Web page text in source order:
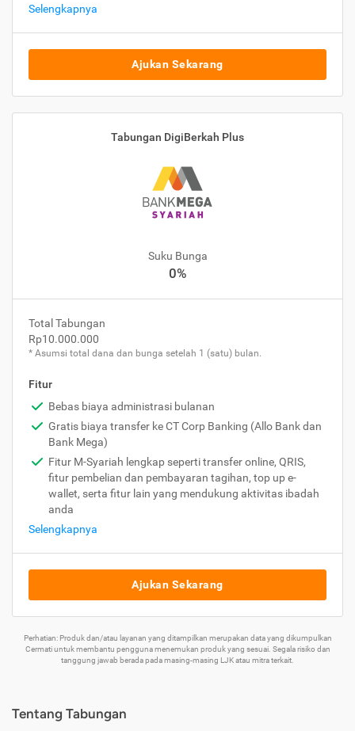
Selengkapnya
Ajukan Sekarang
Tabungan DigiBerkah Plus
Suku Bunga
0%
Total Tabungan
Rp10.000.000
* Asumsi total dana dan bunga setelah 1 (satu) bulan.
Fitur
Bebas biaya administrasi bulanan
Gratis biaya transfer ke CT Corp Banking (Allo Bank dan
Bank Mega)
Fitur M-Syariah lengkap seperti transfer online, QRIS,
fitur pembelian dan pembayaran tagihan, top up e-
wallet, serta fitur lain yang mendukung aktivitas ibadah
anda
Selengkapnya
Ajukan Sekarang
Perhatian: Produk dan/atau layanan yang ditampilkan merupakan data yang dikumpulkan
Cermati untuk membantu pengguna menemukan produk yang sesuai. Segala risiko dan
tanggung jawab berada pada masing-masing LJK atau mitra terkait.
Tentang Tabungan